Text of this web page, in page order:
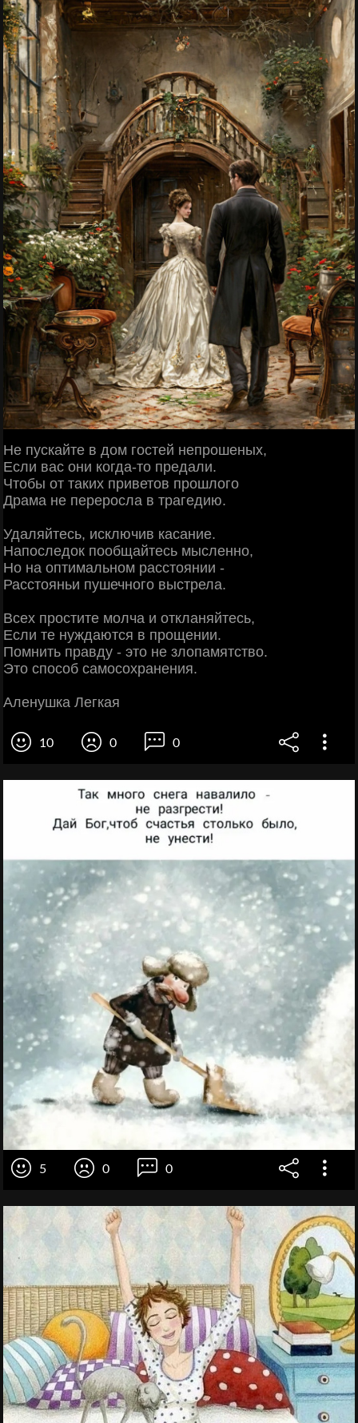
Не пускайте в дом гостей непрошеных,
Если вас они когда-то предали.
Чтобы от таких приветов прошлого
Драма не переросла в трагедию.
Удаляйтесь, исключив касание.
Напоследок пообщайтесь мысленно,
Но на оптимальном расстоянии -
Расстояньи пушечного выстрела.
Всех простите молча и откланяйтесь,
Если те нуждаются в прощении.
Помнить правду - это не злопамятство.
Это способ самосохранения.
Аленушка Легкая
10 0 0
5 0 0